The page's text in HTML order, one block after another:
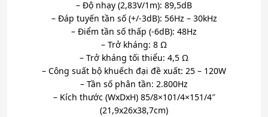
– Độ nhạy (2,83V/1m): 89,5dB
– Đáp tuyến tần số (+/-3dB): 56Hz – 30kHz
– Điểm tần số thấp (-6dB): 48Hz
– Trở kháng: 8 Ω
– Trở kháng tối thiểu: 4,5 Ω
– Công suất bộ khuếch đại đề xuất: 25 – 120W
– Tần số phân tần: 2.800Hz
– Kích thước (WxDxH) 85/8×101/4×151/4″
(21,9x26x38,7cm)